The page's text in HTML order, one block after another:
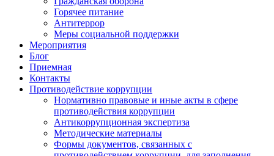
Горячее питание
Антитеррор
Меры социальной поддержки
Мероприятия
Блог
Приемная
Контакты
Противодействие коррупции
Нормативно правовые и иные акты в сфере
противодействия коррупции
Антикоррупционная экспертиза
Методические материалы
Формы документов, связанных с